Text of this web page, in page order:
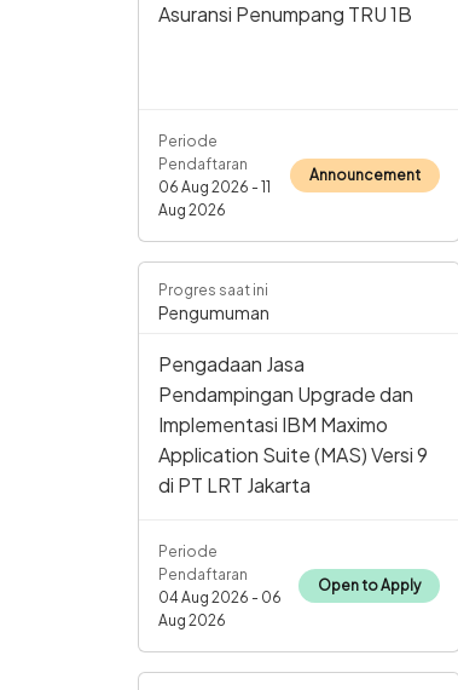
Asuransi Penumpang TRU 1B
Periode
Pendaftaran
06 Aug 2026 - 11
Aug 2026
Announcement
Progres saat ini
Pengumuman
Pengadaan Jasa
Pendampingan Upgrade dan
Implementasi IBM Maximo
Application Suite (MAS) Versi 9
di PT LRT Jakarta
Periode
Pendaftaran
04 Aug 2026 - 06
Aug 2026
Open to Apply